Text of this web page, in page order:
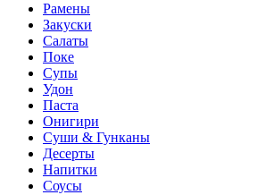
Рамены
Закуски
Салаты
Поке
Супы
Удон
Паста
Онигири
Суши & Гунканы
Десерты
Напитки
Соусы